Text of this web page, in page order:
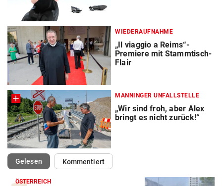
WIEDERAUFNAHME
„Il viaggio a Reims“-
Premiere mit Stammtisch-
Flair
MANNINGER UNFALLSTELLE
„Wir sind froh, aber Alex
bringt es nicht zurück!“
Gelesen(ausgewählt)Kommentiert
ÖSTERREICH